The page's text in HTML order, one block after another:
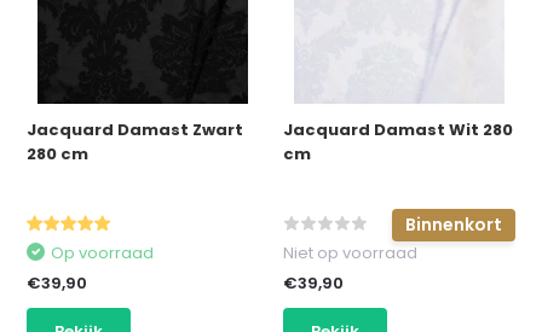
Jacquard Damast Zwart
280 cm
Op voorraad
€39,90
Jacquard Damast Wit 280
cm
Binnenkort
Niet op voorraad
€39,90